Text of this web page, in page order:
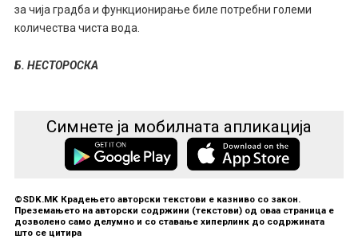
за чија градба и функционирање биле потребни големи
количества чиста вода.
Б. НЕСТОРОСКА
Симнете ја мобилната апликација
©SDK.MK Крадењето авторски текстови е казниво со закон.
Преземањето на авторски содржини (текстови) од оваа страница е
дозволено само делумно и со ставање хиперлинк до содржината
што се цитира